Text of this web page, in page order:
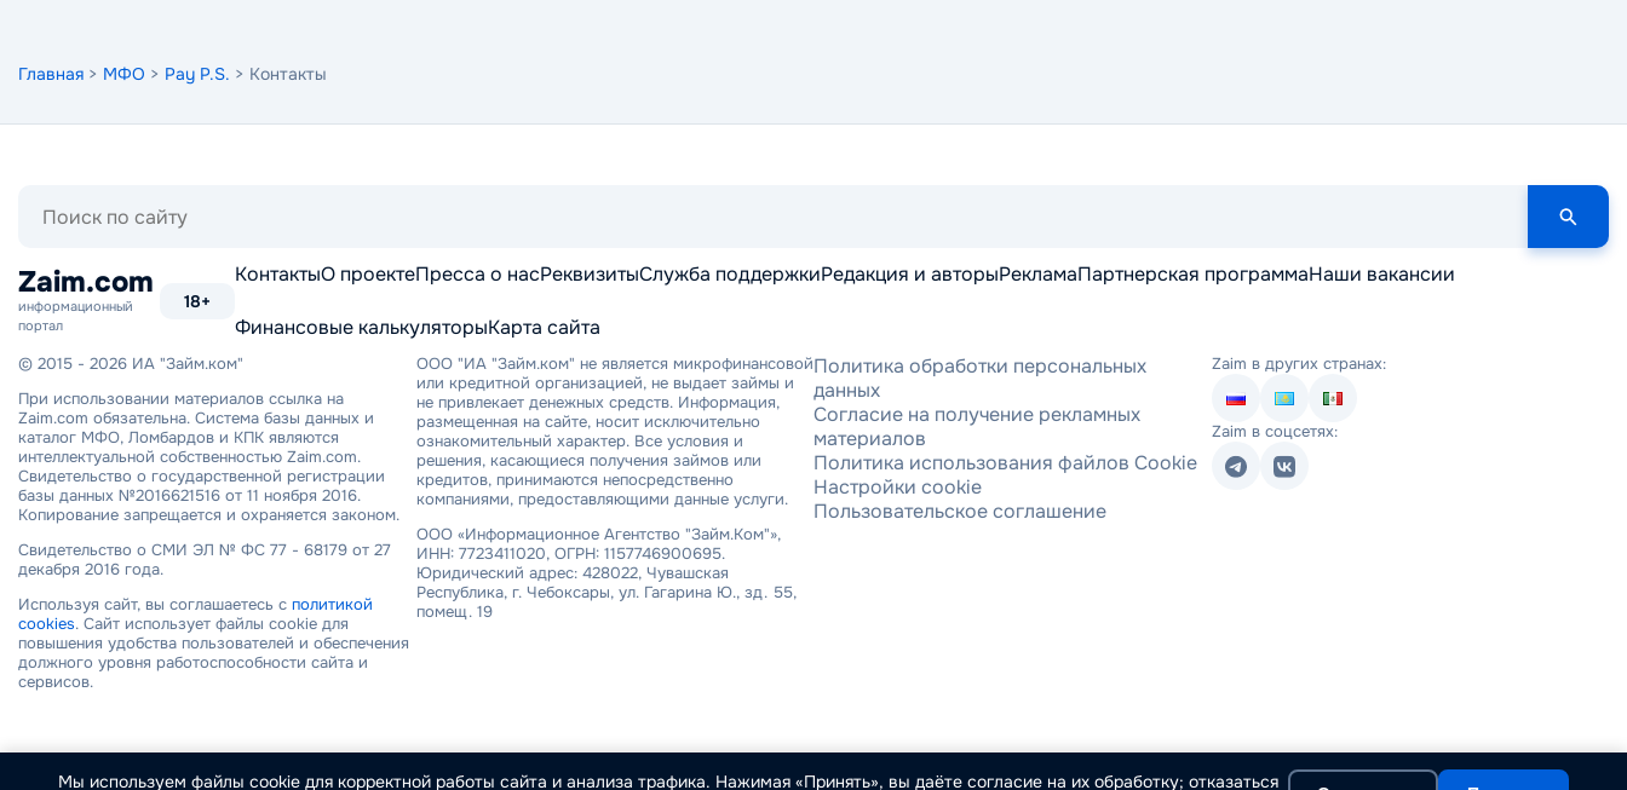
Главная > МФО > Pay P.S. > Контакты
Zaim.com
информационный
портал
18+
КонтактыО проектеПресса о насРеквизитыСлужба поддержкиРедакция и авторыРекламаПартнерская программаНаши вакансии
Финансовые калькуляторыКарта сайта
© 2015 - 2026 ИА "Займ.ком"
При использовании материалов ссылка на
Zaim.com обязательна. Система базы данных и
каталог МФО, Ломбардов и КПК являются
интеллектуальной собственностью Zaim.com.
Свидетельство о государственной регистрации
базы данных №2016621516 от 11 ноября 2016.
Копирование запрещается и охраняется законом.
Свидетельство о СМИ ЭЛ № ФС 77 - 68179 от 27
декабря 2016 года.
Используя сайт, вы соглашаетесь с политикой
cookies. Сайт использует файлы cookie для
повышения удобства пользователей и обеспечения
должного уровня работоспособности сайта и
сервисов.
ООО "ИА "Займ.ком" не является микрофинансовой
или кредитной организацией, не выдает займы и
не привлекает денежных средств. Информация,
размещенная на сайте, носит исключительно
ознакомительный характер. Все условия и
решения, касающиеся получения займов или
кредитов, принимаются непосредственно
компаниями, предоставляющими данные услуги.
ООО «Информационное Агентство "Займ.Ком"»,
ИНН: 7723411020, ОГРН: 1157746900695.
Юридический адрес: 428022, Чувашская
Республика, г. Чебоксары, ул. Гагарина Ю., зд. 55,
помещ. 19
Политика обработки персональных
данных
Согласие на получение рекламных
материалов
Политика использования файлов Cookie
Настройки cookie
Пользовательское соглашение
Zaim в других странах:
Zaim в соцсетях:
Мы используем файлы cookie для корректной работы сайта и анализа трафика. Нажимая «Принять», вы даёте согласие на их обработку; отказаться